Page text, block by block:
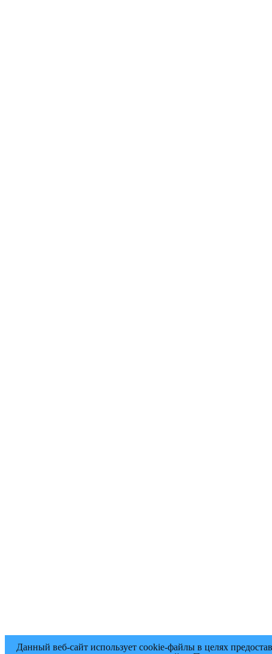
Данный веб-сайт использует cookie-файлы в целях